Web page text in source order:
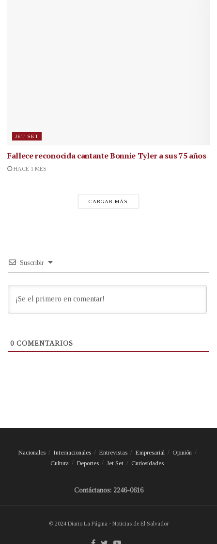
JET SET
Fallece reconocida cantanteBonnie Tyler a sus 75 años
HACE 1 MES
CARGAR MÁS
Suscribir
0 COMENTARIOS
Nacionales Internacionales Entrevistas Empresarial
Opinión
Cultura
Deportes Jet Set Curiosidades
Contáctanos: 2246-0616
© 2024 Diario La Página - Noticias de El Salvador